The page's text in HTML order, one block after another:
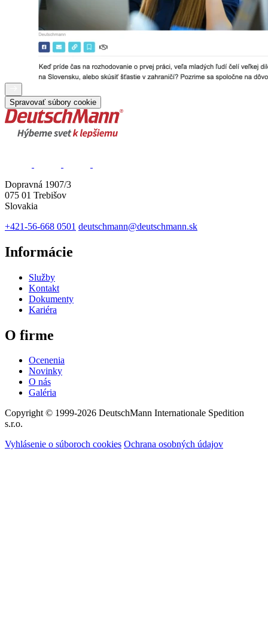
Spravovať súbory cookie
Dopravná 1907/3
075 01 Trebišov
Slovakia
+421-56-668 0501 deutschmann@deutschmann.sk
Informácie
Služby
Kontakt
Dokumenty
Kariéra
O firme
Ocenenia
Novinky
O nás
Galéria
Copyright © 1999-2026 DeutschMann Internationale Spedition
s.r.o.
Vyhlásenie o súboroch cookies Ochrana osobných údajov